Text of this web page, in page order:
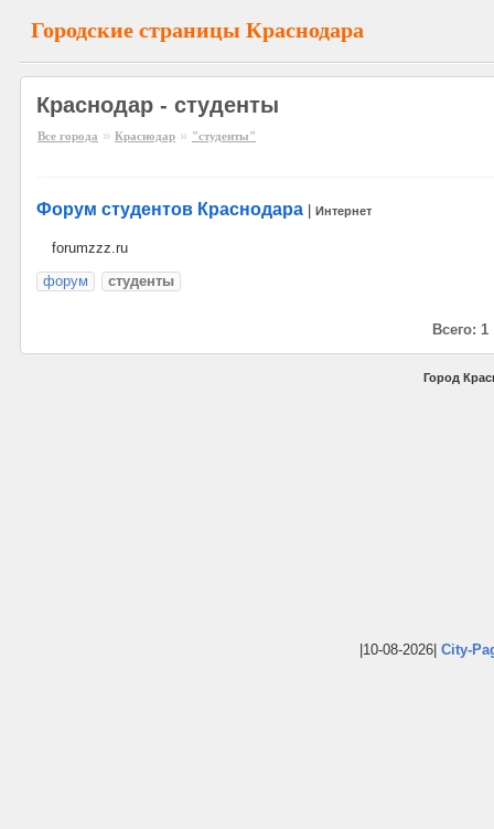
Городские страницы Краснодара
Краснодар - студенты
Все города » Краснодар » "студенты"
Форум студентов Краснодара Интернет
forumzzz.ru
форум
студенты
Всего: 1
Город
|10-08-2026| City-